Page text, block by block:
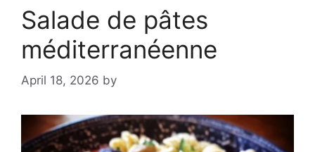
Salade de pâtes
méditerranéenne
April 18, 2026 by